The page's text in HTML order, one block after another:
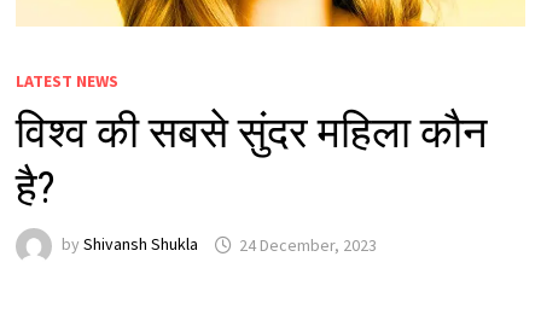
LATEST NEWS
विश्व की सबसे सुंदर महिला कौन
है?
by Shivansh Shukla 24 December, 2023